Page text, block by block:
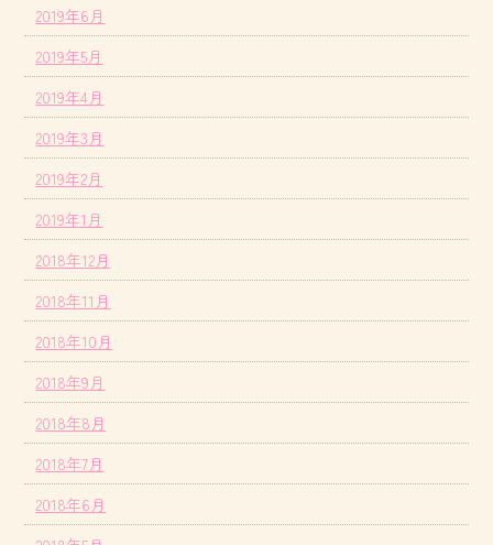
2019年6月
2019年5月
2019年4月
2019年3月
2019年2月
2019年1月
2018年12月
2018年11月
2018年10月
2018年9月
2018年8月
2018年7月
2018年6月